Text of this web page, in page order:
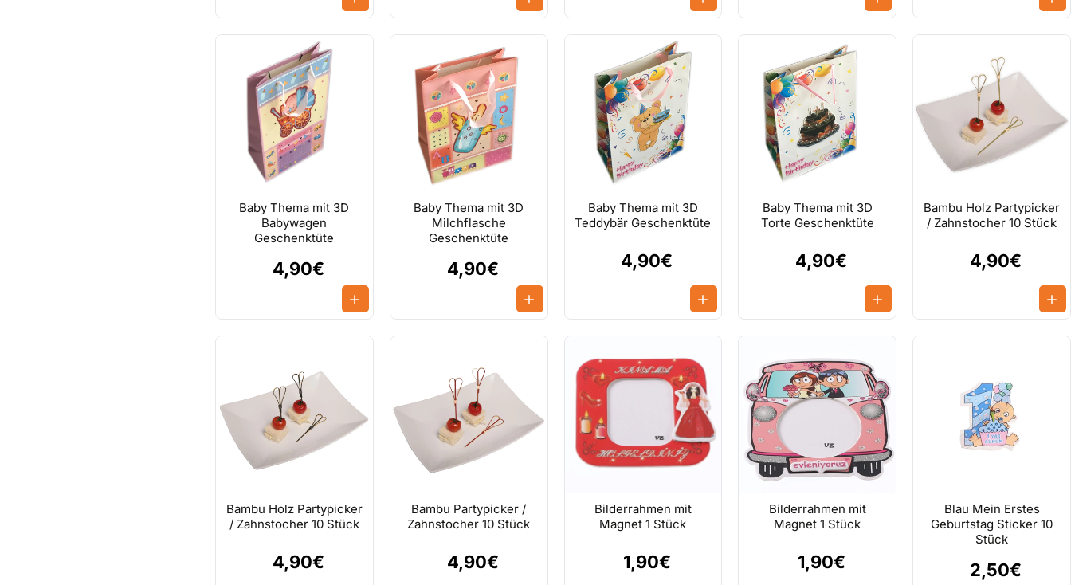
Baby Thema mit 3D
Babywagen
Geschenktüte
4,90€
Baby Thema mit 3D
Milchflasche
Geschenktüte
4,90€
Baby Thema mit 3D
Teddybär Geschenktüte
4,90€
Baby Thema mit 3D
Torte Geschenktüte
4,90€
Bambu Holz Partypicker
/ Zahnstocher 10 Stück
4,90€
Bambu Holz Partypicker
/ Zahnstocher 10 Stück
4,90€
Bambu Partypicker /
Zahnstocher 10 Stück
4,90€
Bilderrahmen mit
Magnet 1 Stück
1,90€
Bilderrahmen mit
Magnet 1 Stück
1,90€
Blau Mein Erstes
Geburtstag Sticker 10
Stück
2,50€